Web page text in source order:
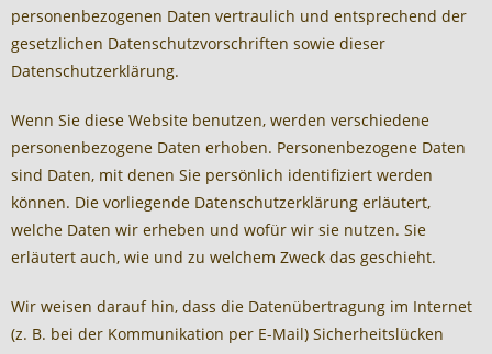
personenbezogenen Daten vertraulich und entsprechend der
gesetzlichen Datenschutzvorschriften sowie dieser
Datenschutzerklärung.
Wenn Sie diese Website benutzen, werden verschiedene
personenbezogene Daten erhoben. Personenbezogene Daten
sind Daten, mit denen Sie persönlich identifiziert werden
können. Die vorliegende Datenschutzerklärung erläutert,
welche Daten wir erheben und wofür wir sie nutzen. Sie
erläutert auch, wie und zu welchem Zweck das geschieht.
Wir weisen darauf hin, dass die Datenübertragung im Internet
(z. B. bei der Kommunikation per E-Mail) Sicherheitslücken